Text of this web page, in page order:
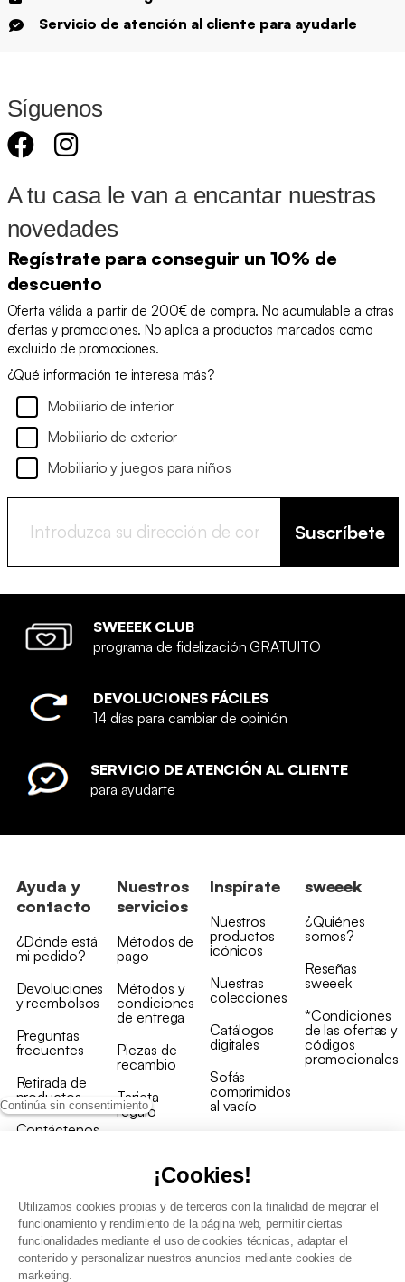
Continúa sin consentimiento
¡Cookies!
Utilizamos cookies propias y de terceros con la finalidad de mejorar el
funcionamiento y rendimiento de la página web, permitir ciertas
funcionalidades mediante el uso de cookies técnicas, adaptar el
contenido y personalizar nuestros anuncios mediante cookies de
marketing.
Servicio de atención al cliente para ayudarle
Síguenos
A tu casa le van a encantar nuestras
novedades
Regístrate para conseguir un 10% de
descuento
Oferta válida a partir de 200€ de compra. No acumulable a otras
ofertas y promociones. No aplica a productos marcados como
excluido de promociones.
¿Qué información te interesa más?
Mobiliario de interior
Mobiliario de exterior
Mobiliario y juegos para niños
Suscríbete
SWEEEK CLUB
programa de fidelización GRATUITO
DEVOLUCIONES FÁCILES
14 días para cambiar de opinión
SERVICIO DE ATENCIÓN AL CLIENTE
para ayudarte
Ayuda y
contacto
¿Dónde está
mi pedido?
Devoluciones
y reembolsos
Preguntas
frecuentes
Retirada de
productos
Contáctenos
Nuestros
servicios
Métodos de
pago
Métodos y
condiciones
de entrega
Piezas de
recambio
Tarjeta
regalo
Inspírate
Nuestros
productos
icónicos
Nuestras
colecciones
Catálogos
digitales
Sofás
comprimidos
al vacío
sweeek
¿Quiénes
somos?
Reseñas
sweeek
*Condiciones
de las ofertas y
códigos
promocionales